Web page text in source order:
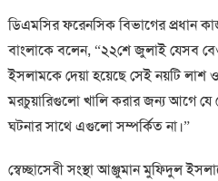
ডিএমসির ফরেনসিক বিভাগের প্রধান
বাংলাকে বলেন, “২২শে জুলাই যেসব
ইসলামকে দেয়া হয়েছে সেই নয়টি লাশ
মরচুয়ারিগুলো খালি করার জন্য আগে
ঘটনার সাথে এগুলো সম্পর্কিত না।”
স্বেচ্ছাসেবী সংস্থা আঞ্জুমান মুফিদুল